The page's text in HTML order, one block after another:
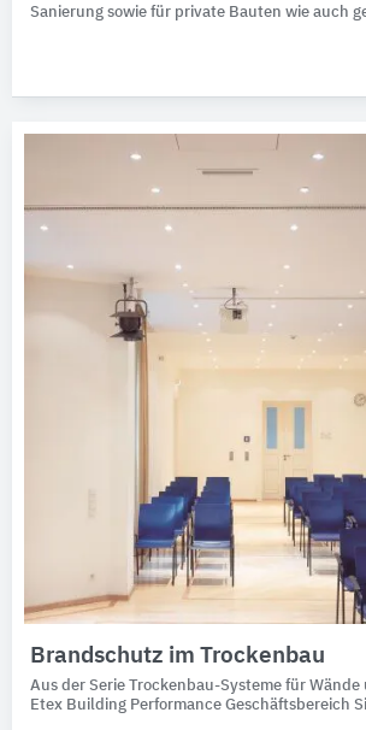
Sanierung sowie für private Bauten wie auch
Brandschutz im Trockenbau
Aus der Serie Trockenbau-Systeme für Wände
Etex Building Performance Geschäftsbereich